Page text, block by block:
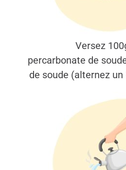
Versez
percarbonate de
de soude (alternez